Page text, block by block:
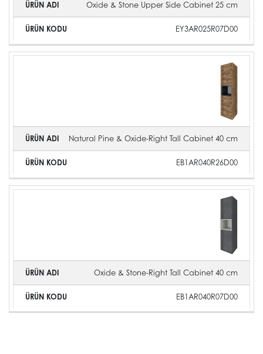
Oxide & Stone Upper Side Cabinet 25 cm
EY3AR025R07D00
Natural Pine & Oxide-Right Tall Cabinet 40 cm
EB1AR040R26D00
Oxide & Stone-Right Tall Cabinet 40 cm
EB1AR040R07D00